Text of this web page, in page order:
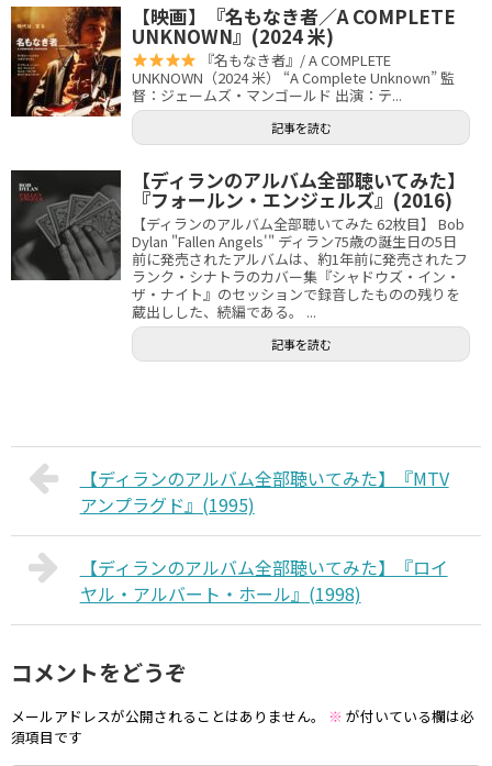
【映画】『名もなき者／A COMPLETE
UNKNOWN』(2024 米)
『名もなき者』/ A COMPLETE
UNKNOWN（2024 米） “A Complete Unknown” 監
督：ジェームズ・マンゴールド 出演：テ...
記事を読む
【ディランのアルバム全部聴いてみた】
『フォールン・エンジェルズ』(2016)
【ディランのアルバム全部聴いてみた 62枚目】 Bob
Dylan "Fallen Angels'" ディラン75歳の誕生日の5日
前に発売されたアルバムは、約1年前に発売されたフ
ランク・シナトラのカバー集『シャドウズ・イン・
ザ・ナイト』のセッションで録音したものの残りを
蔵出しした、続編である。 ...
記事を読む
【ディランのアルバム全部聴いてみた】『MTV
アンプラグド』(1995)
【ディランのアルバム全部聴いてみた】『ロイ
ヤル・アルバート・ホール』(1998)
コメントをどうぞ
メールアドレスが公開されることはありません。 ※ が付いている欄は必
須項目です